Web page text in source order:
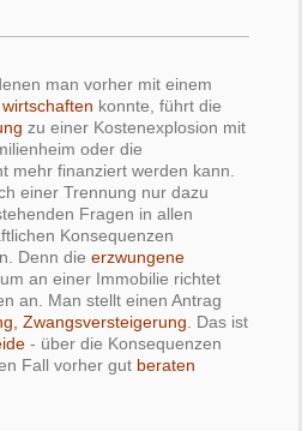
man vorher mit einem
konnte, führt die
zu einer Kostenexplosion mit
oder die
mehr finanziert werden kann.
einer Trennung nur dazu
Fragen in allen
Konsequenzen
Denn die erzwungene
an einer Immobilie richtet
an. Man stellt einen Antrag
Zwangsversteigerung . Das ist
- über die Konsequenzen
Fall vorher gut beraten